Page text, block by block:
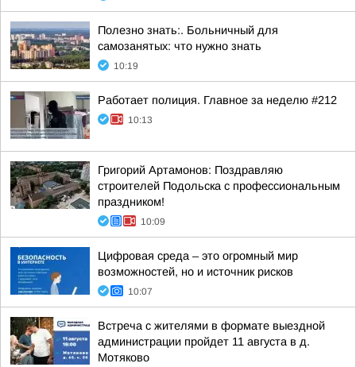
Полезно знать:. Больничный для
самозанятых: что нужно знать
10:19
Работает полиция. Главное за неделю #212
10:13
Григорий Артамонов: Поздравляю
строителей Подольска с профессиональным
праздником!
10:09
Цифровая среда – это огромный мир
возможностей, но и источник рисков
10:07
Встреча с жителями в формате выездной
администрации пройдет 11 августа в д.
Мотяково